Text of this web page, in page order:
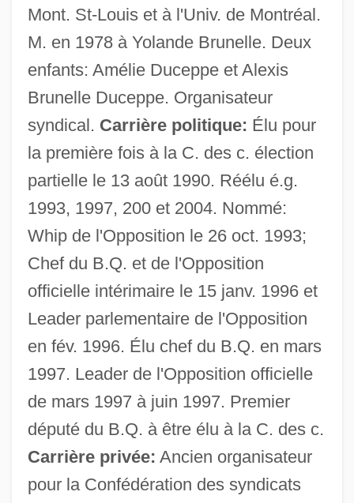
Mont. St-Louis et à l'Univ. de Montréal.
M. en 1978 à Yolande Brunelle. Deux
enfants: Amélie Duceppe et Alexis
Brunelle Duceppe. Organisateur
syndical. Carrière politique: Élu pour
la première fois à la C. des c. élection
partielle le 13 août 1990. Réélu é.g.
1993, 1997, 200 et 2004. Nommé:
Whip de l'Opposition le 26 oct. 1993;
Chef du B.Q. et de l'Opposition
officielle intérimaire le 15 janv. 1996 et
Leader parlementaire de l'Opposition
en fév. 1996. Élu chef du B.Q. en mars
1997. Leader de l'Opposition officielle
de mars 1997 à juin 1997. Premier
député du B.Q. à être élu à la C. des c.
Carrière privée: Ancien organisateur
pour la Confédération des syndicats
Duceppe, Gilles
Duce, Ivy Oneita 1895-1981
Duce
Duccio
Ducati Motor Holding SpA
Ducati Motor Holding S.p.A.